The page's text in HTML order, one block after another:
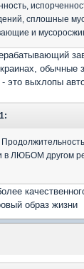
сплошные
и
обычные
это выхлопы
в ЛЮБОМ другом
образ жизни